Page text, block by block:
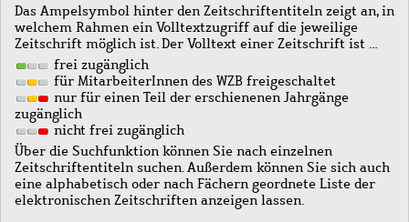
Das Ampelsymbol hinter den Zeitschriftentiteln zeigt an, in
welchem Rahmen ein Volltextzugriff auf die jeweilige
Zeitschrift möglich ist. Der Volltext einer Zeitschrift ist …
frei zugänglich
für MitarbeiterInnen des WZB freigeschaltet
nur für einen Teil der erschienenen Jahrgänge
zugänglich
nicht frei zugänglich
Über die Suchfunktion können Sie nach einzelnen
Zeitschriftentiteln suchen. Außerdem können Sie sich auch
eine alphabetisch oder nach Fächern geordnete Liste der
elektronischen Zeitschriften anzeigen lassen.